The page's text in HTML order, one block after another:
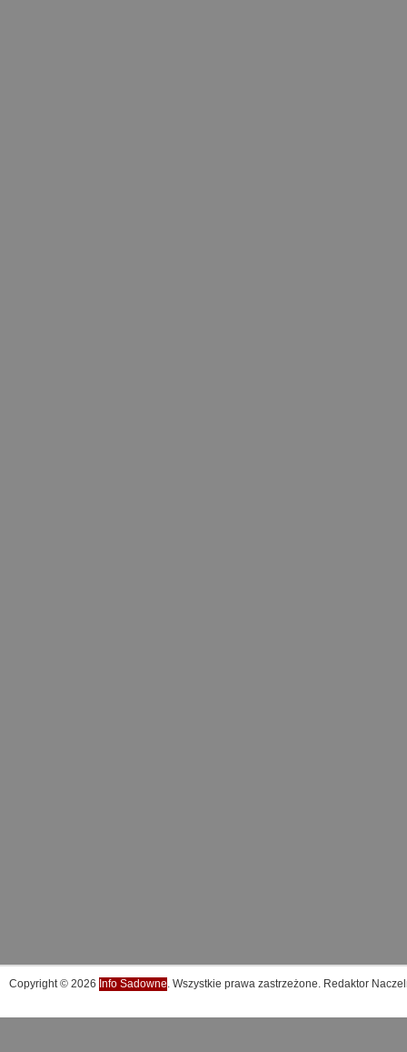
Copyright © 2026 Info Sadowne. Wszystkie prawa zastrzeżone. Redaktor